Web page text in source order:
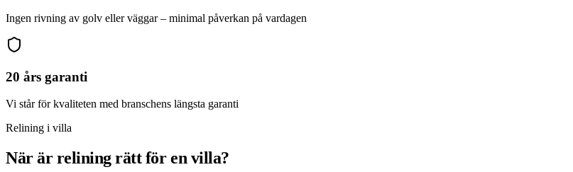
Ingen rivning av golv eller väggar – minimal påverkan på vardagen
20 års garanti
Vi står för kvaliteten med branschens längsta garanti
Relining i villa
När är relining rätt för en villa?